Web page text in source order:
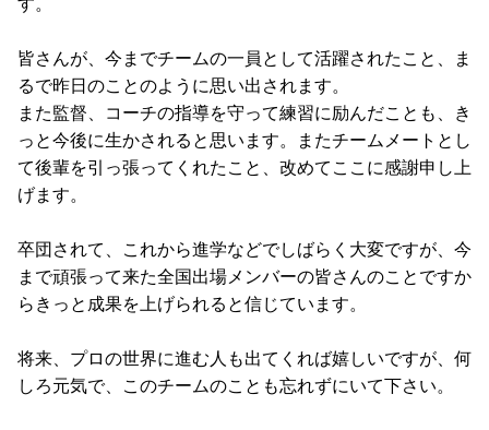
す。
皆さんが、今までチームの一員として活躍されたこと、ま
るで昨日のことのように思い出されます。
また監督、コーチの指導を守って練習に励んだことも、き
っと今後に生かされると思います。またチームメートとし
て後輩を引っ張ってくれたこと、改めてここに感謝申し上
げます。
卒団されて、これから進学などでしばらく大変ですが、今
まで頑張って来た全国出場メンバーの皆さんのことですか
らきっと成果を上げられると信じています。
将来、プロの世界に進む人も出てくれば嬉しいですが、何
しろ元気で、このチームのことも忘れずにいて下さい。